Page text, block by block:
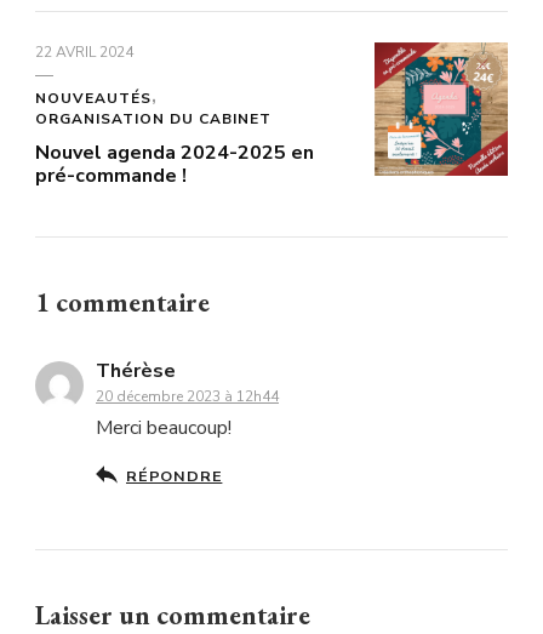
22 AVRIL 2024
NOUVEAUTÉS
ORGANISATION DU CABINET
Nouvel agenda 2024-2025 en
pré-commande !
1 commentaire
Thérèse
20 décembre 2023 à 12h44
Merci beaucoup!
RÉPONDRE
Laisser un commentaire